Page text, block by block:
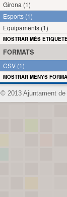
Girona (1)
Esports (1)
Equipaments (1)
MOSTRAR MÉS
FORMATS
CSV (1)
MOSTRAR MENYS
© 2013 Ajuntament de